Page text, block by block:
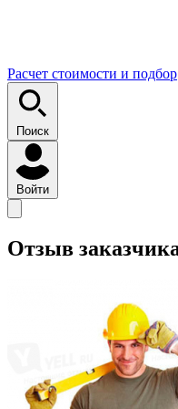
Расчет стоимости и подбор
Поиск
Войти
Отзыв